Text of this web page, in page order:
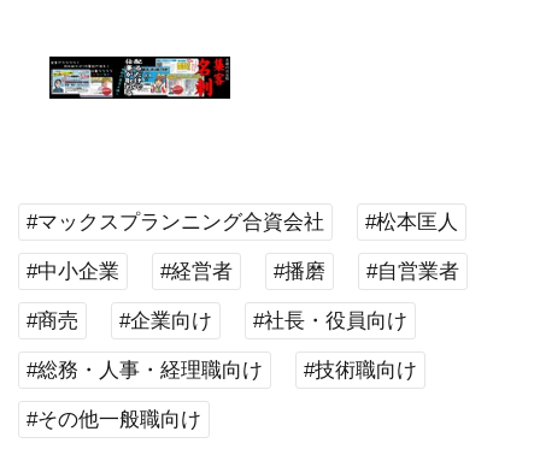
#マックスプランニング合資会社 #松本匡人
#中小企業 #経営者 #播磨 #自営業者
#商売 #企業向け #社長・役員向け
#総務・人事・経理職向け #技術職向け
#その他一般職向け